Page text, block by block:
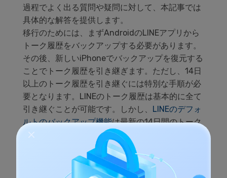
過程でよく出る質問や疑問に対して、本記事では
具体的な解答を提供します。
移行のためには、まずAndroidのLINEアプリから
トーク履歴をバックアップする必要があります。
その後、新しいiPhoneでバックアップを復元する
ことでトーク履歴を引き継ぎます。ただし、14日
以上のトーク履歴を引き継ぐには特別な手順が必
要となります。LINEのトーク履歴は基本的に全て
引き継ぐことが可能です。しかし、 LINEのデフォ
ルトのバックアップ機能は最新の14日間のトーク
履歴のみを保存します。それより古い履歴を引き
継ぐためには、「トークのエクスポート」機能を
利用します。これにより、全てのトーク履歴をテ
キストファイルとして保存し、それを新しいデバ